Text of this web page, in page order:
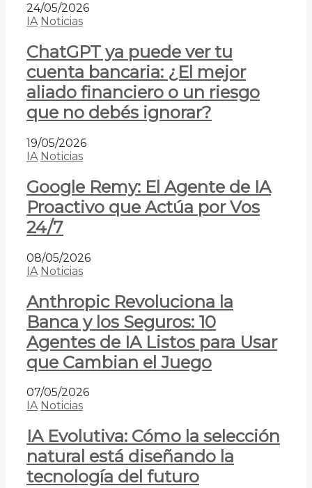
24/05/2026
IA Noticias
ChatGPT ya puede ver tu
cuenta bancaria: ¿El mejor
aliado financiero o un riesgo
que no debés ignorar?
19/05/2026
IA Noticias
Google Remy: El Agente de IA
Proactivo que Actúa por Vos
24/7
08/05/2026
IA Noticias
Anthropic Revoluciona la
Banca y los Seguros: 10
Agentes de IA Listos para Usar
que Cambian el Juego
07/05/2026
IA Noticias
IA Evolutiva: Cómo la selección
natural está diseñando la
tecnología del futuro